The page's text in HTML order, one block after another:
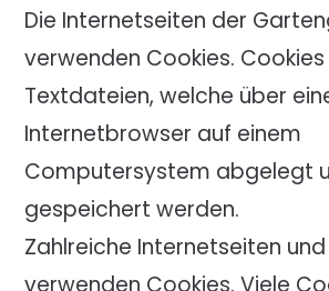
Die Internetseiten der
verwenden Cookies. Cookies
Textdateien, welche über
Internetbrowser auf einem
Computersystem abgelegt
gespeichert werden.
Zahlreiche Internetseiten